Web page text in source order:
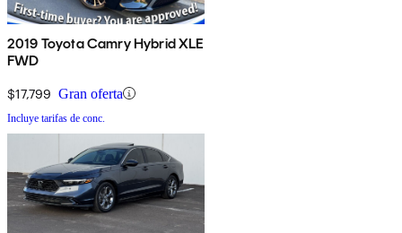
2019 Toyota Camry Hybrid XLE
FWD
$17,799 Gran oferta
Incluye tarifas de conc.